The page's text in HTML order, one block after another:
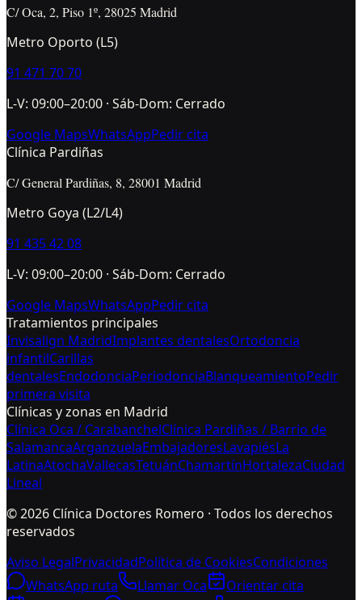
C/ Oca, 2, Piso 1º, 28025 Madrid
Metro Oporto (L5)
91 471 70 70
L-V: 09:00–20:00 · Sáb-Dom: Cerrado
Google MapsWhatsAppPedir cita
Clínica Pardiñas
C/ General Pardiñas, 8, 28001 Madrid
Metro Goya (L2/L4)
91 435 42 08
L-V: 09:00–20:00 · Sáb-Dom: Cerrado
Google MapsWhatsAppPedir cita
Tratamientos principales
Invisalign MadridImplantes dentalesOrtodoncia
infantilCarillas
dentalesEndodonciaPeriodonciaBlanqueamientoPedir
primera visita
Clínicas y zonas en Madrid
Clínica Oca / CarabanchelClínica Pardiñas / Barrio de
SalamancaArganzuelaEmbajadoresLavapiésLa
LatinaAtochaVallecasTetuánChamartínHortalezaCiudad
Lineal
©2026 Clínica Doctores Romero · Todos los derechos
reservados
Aviso LegalPrivacidadPolítica de CookiesCondiciones
WhatsApp ruta
Llamar Oca Orientar cita